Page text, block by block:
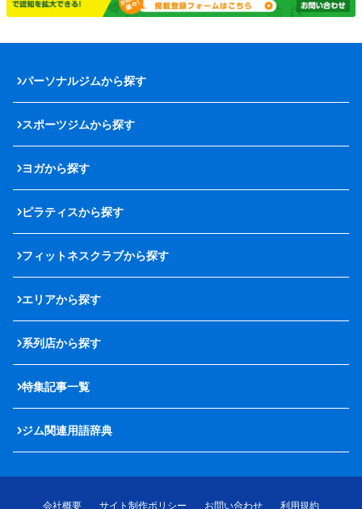
パーソナルジムから探す
スポーツジムから探す
ヨガから探す
ピラティスから探す
フィットネスクラブから探す
エリアから探す
系列店から探す
特集記事一覧
ジム関連用語辞典
会社概要 サイト制作ポリシー お問い合わせ 利用規約